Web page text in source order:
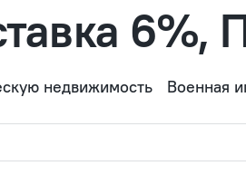
6%,
недвижимость Военная